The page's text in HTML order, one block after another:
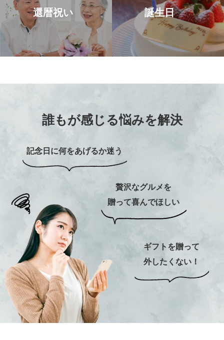
還暦祝い 誕生日
誰もが感じる悩みを解決
記念日に何をあげるか迷う
ギフトを贈って
外したくない！
贅沢なグルメを
贈って喜んでほしい